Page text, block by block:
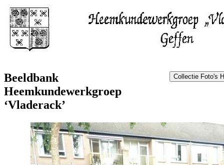
Beeldbank
Heemkundewerkgroep
‘Vladerack’